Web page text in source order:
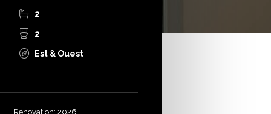
2
2
Est & Ouest
Rénovation: 2026